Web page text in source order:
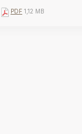
PDF 1,12 MB